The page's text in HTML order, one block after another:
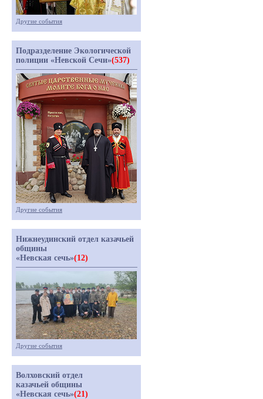
Другие события
Подразделение Экологической
полиции «Невской Сечи»(537)
Другие события
Нижнеудинский отдел казачьей
общины
«Невская сечь»(12)
Другие события
Волховский отдел
казачьей общины
«Невская сечь»(21)